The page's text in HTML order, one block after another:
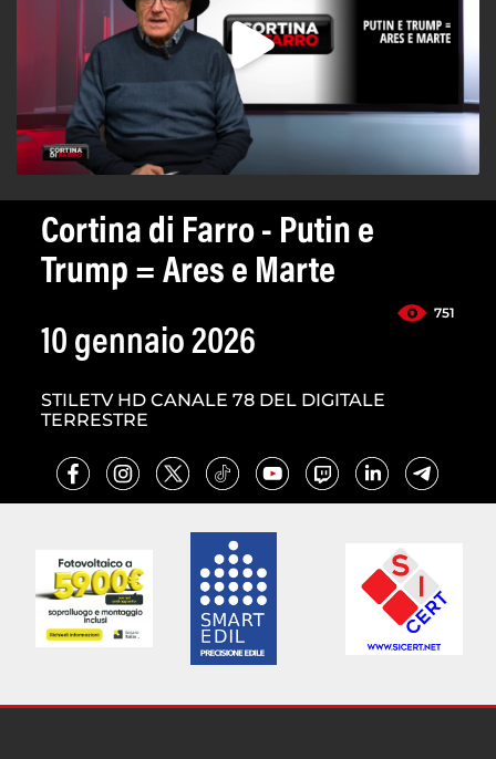
Cortina di Farro - Putin e
Trump = Ares e Marte
751
10 gennaio 2026
STILETV HD CANALE 78 DEL DIGITALE
TERRESTRE